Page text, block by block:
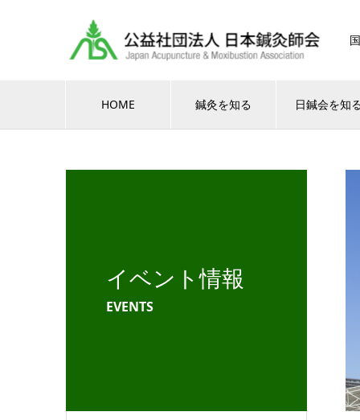
HOME 鍼灸を知る 日鍼会を知
イベント情報
EVENTS